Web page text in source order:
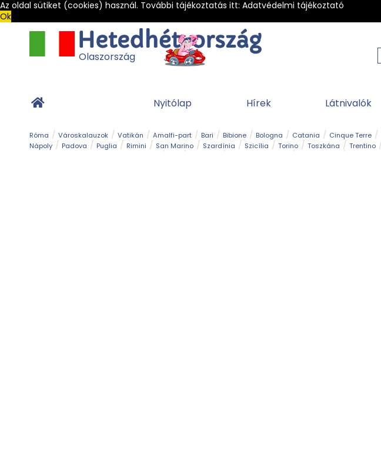
Az oldal sütiket (cookies) használ. További tájékoztatás itt: Adatvédelmi tájékoztató
Ok
Olaszország
Nyitólap Hírek Látnivalók
Róma Városkalauzok Vatikán Amalfi-part Bari Bibione Bologna Catania Cinque Terre
Nápoly
Padova Puglia Rimini San Marino Szardínia Szicília Torino Toszkána Trentino